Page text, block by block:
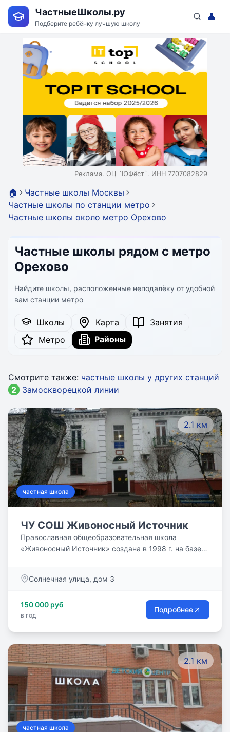
ЧастныеШколы.ру
Подберите ребёнку лучшую школу
👤
Реклама. ОЦ `ЮФёст`. ИНН 7707082829
🏠
Частные школы Москвы
Частные школы по станции метро
Частные школы около метро Орехово
Частные школы рядом с метро
Орехово
Найдите школы, расположенные неподалёку от удобной
вам станции метро
Школы Карта
Занятия
Метро
Районы
Смотрите также: частные школы у других станций
2 Замоскворецкой линии
2.1 км
частная школа
ЧУ СОШ Живоносный Источник
Православная общеобразовательная школа
«Живоносный Источник» создана в 1998 г. на базе
Солнечная улица, дом 3
150 000 руб
в год
Подробнее
2.1 км
частная школа